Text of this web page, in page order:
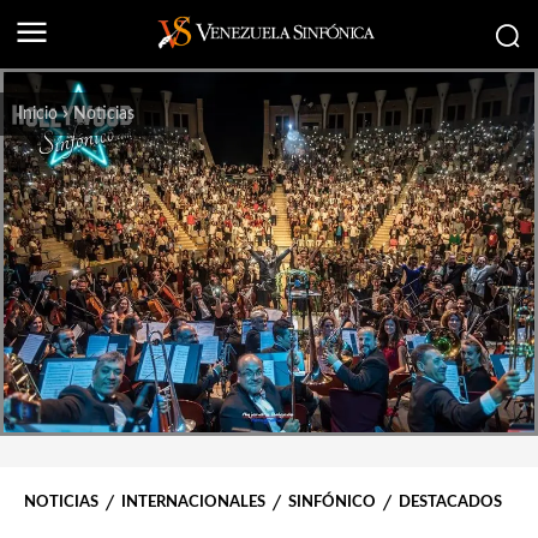
Inicio Noticias
NOTICIAS INTERNACIONALES SINFÓNICO DESTACADOS